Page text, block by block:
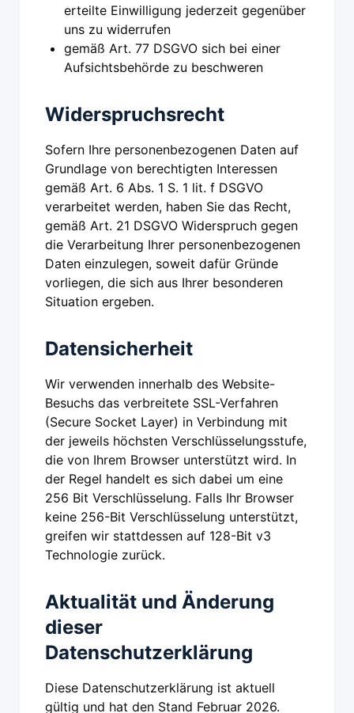
erteilte Einwilligung jederzeit gegenüber
uns zu widerrufen
gemäß Art. 77 DSGVO sich bei einer
Aufsichtsbehörde zu beschweren
Widerspruchsrecht
Sofern Ihre personenbezogenen Daten auf
Grundlage von berechtigten Interessen
gemäß Art. 6 Abs. 1 S. 1 lit. f DSGVO
verarbeitet werden, haben Sie das Recht,
gemäß Art. 21 DSGVO Widerspruch gegen
die Verarbeitung Ihrer personenbezogenen
Daten einzulegen, soweit dafür Gründe
vorliegen, die sich aus Ihrer besonderen
Situation ergeben.
Datensicherheit
Wir verwenden innerhalb des Website-
Besuchs das verbreitete SSL-Verfahren
(Secure Socket Layer) in Verbindung mit
der jeweils höchsten Verschlüsselungsstufe,
die von Ihrem Browser unterstützt wird. In
der Regel handelt es sich dabei um eine
256 Bit Verschlüsselung. Falls Ihr Browser
keine 256-Bit Verschlüsselung unterstützt,
greifen wir stattdessen auf 128-Bit v3
Technologie zurück.
Aktualität und Änderung
dieser
Datenschutzerklärung
Diese Datenschutzerklärung ist aktuell
gültig und hat den Stand Februar 2026.